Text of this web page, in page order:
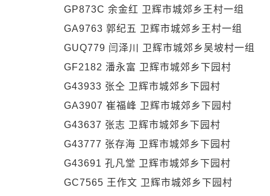
GP873C 余金红 卫辉市城郊乡王村一组
GA9763 郭纪五 卫辉市城郊乡王村一组
GUQ779 闫泽川 卫辉市城郊乡吴坡村一组
GF2182 潘永富 卫辉市城郊乡下园村
G43933 张仝 卫辉市城郊乡下园村
GA3907 崔福峰 卫辉市城郊乡下园村
G43637 张志 卫辉市城郊乡下园村
G43777 张存海 卫辉市城郊乡下园村
G43691 孔凡堂 卫辉市城郊乡下园村
GC7565 王作文 卫辉市城郊乡下园村